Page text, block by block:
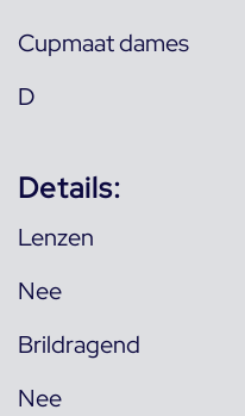
Cupmaat dames
D
Details:
Lenzen
Nee
Brildragend
Nee